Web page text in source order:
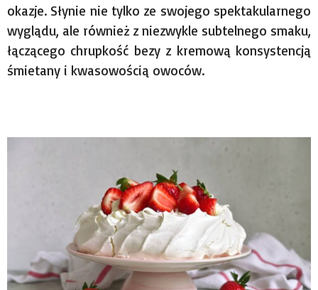
okazje. Słynie nie tylko ze swojego spektakularnego
wyglądu, ale również z niezwykle subtelnego smaku,
łączącego chrupkość bezy z kremową konsystencją
śmietany i kwasowością owoców.